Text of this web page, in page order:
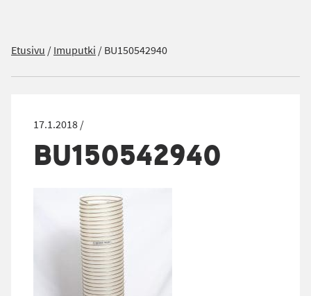
Etusivu /Imuputki /BU150542940
17.1.2018 /
BU150542940